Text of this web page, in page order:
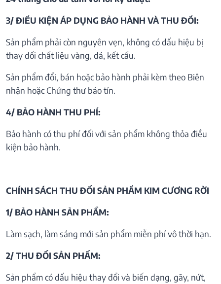
3/ ĐIỀU KIỆN ÁP DỤNG BẢO HÀNH VÀ THU ĐỒI:
Sản phẩm phải còn nguyên vẹn, không có dấu hiệu bị
thay đổi chất liệu vàng, đá, kết cấu.
Sản phẩm đổi, bán hoặc bảo hành phải kèm theo Biên
nhận hoặc Chứng thư bảo tín.
4/ BẢO HÀNH THU PHÍ:
Bảo hành có thu phí đối với sản phẩm không thỏa điều
kiện bảo hành.
CHÍNH SÁCH THU ĐỔI SẢN PHẦM KIM CƯƠNG RỜI
1/ BẢO HÀNH SẢN PHẨM:
Làm sạch, làm sáng mới sản phẩm miễn phí vô thời hạn.
2/ THU ĐỔI SẢN PHẨM:
Sản phẩm có dấu hiệu thay đổi và biến dạng, gãy, nứt,